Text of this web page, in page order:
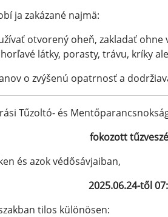
ja zakázané najmä:
otvorený oheň, zakladať ohne
látky, porasty, trávu, kríky
o zvýšenú opatrnosť a
Tűzoltó- és
fokozott
és azok védősávjaiban,
2025.06.24-től
tilos különösen: